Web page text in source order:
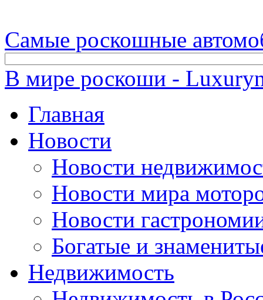
Самые роскошные
В мире роскоши -
Главная
Новости
Новости
Новости мира
Новости
Богатые и
Недвижимость